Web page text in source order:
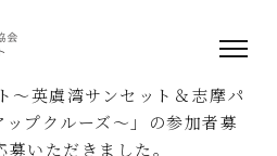
摩パールブリッジ・ライトア
について
「第44回全国豊かな海づくり
～英虞湾サンセット＆志摩パ
プクルーズ～」の参加者募
いただきました。